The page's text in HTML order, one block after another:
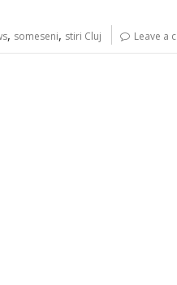
, someseni, stiri Cluj Leave a